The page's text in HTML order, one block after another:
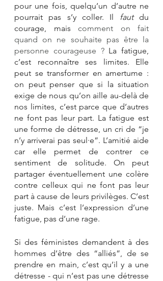
pour une fois, quelqu’un d’autre ne
pourrait pas s’y coller. Il
faut du
courage, mais comment on fait
quand on ne souhaite pas être la
personne courageuse ? La fatigue,
c’est reconnaître ses limites. Elle
peut se transformer en amertume :
on peut penser que si la situation
exige de nous qu’on aille au-delà de
nos limites, c’est parce que d’autres
ne font pas leur part. La fatigue est
une forme de détresse, un cri de “je
n’y arriverai pas seul·e”. L’amitié aide
car elle permet de contrer ce
sentiment de solitude. On peut
partager éventuellement une colère
contre celleux qui ne font pas leur
part à cause de leurs privilèges. C’est
juste. Mais c’est l’expression d’une
fatigue, pas d’une rage.
Si des féministes demandent à des
hommes d’être des “alliés”, de se
prendre en main, c’est qu’il y a une
détresse - qui n’est pas une détresse